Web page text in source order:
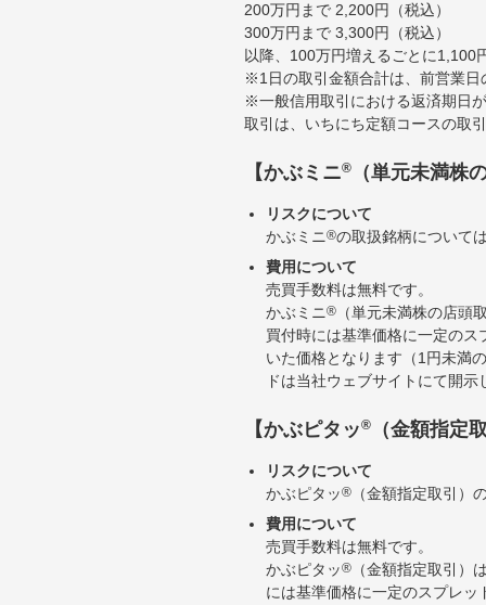
200万円まで 2,200円（税込）
300万円まで 3,300円（税込）
以降、100万円増えるごとに1,100
※1日の取引金額合計は、前営業日
※一般信用取引における返済期日
取引は、いちにち定額コースの取
【かぶミニ® （単元未満株
リスクについて
かぶミニ®の取扱銘柄について
費用について
売買手数料は無料です。
かぶミニ®
（単元未満株の店頭
買付時には基準価格に一定の
いた価格となります（1円未満
ドは当社ウェブサイトにて開
【かぶピタッ® （金額指定
リスクについて
かぶピタッ®
（金額指定取引）
費用について
売買手数料は無料です。
かぶピタッ®
（金額指定取引）
には基準価格に一定のスプレ